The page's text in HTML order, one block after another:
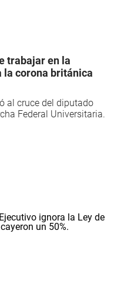
trabajar en la
la corona británica
al cruce del diputado
Federal Universitaria.